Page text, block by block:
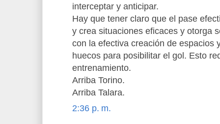
interceptar y anticipar.
Hay que tener claro que el pase
y crea situaciones eficaces y otorga
con la efectiva creación de espacios
huecos para posibilitar el gol. Esto
entrenamiento.
Arriba Torino.
Arriba Talara.
2:36 p. m.